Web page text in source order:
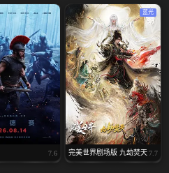
7.6
蓝光
完美世界剧场版 九劫焚天 7.7